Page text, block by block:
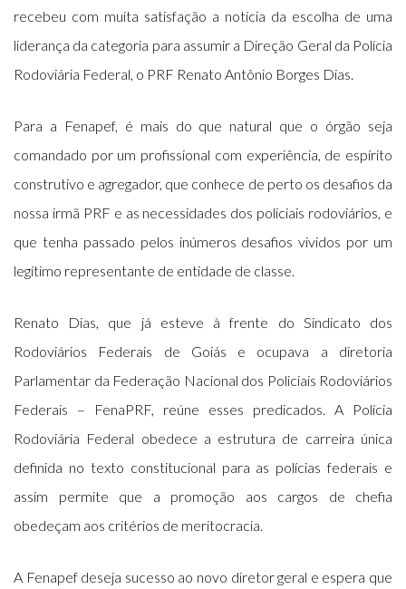
recebeu com muita satisfação a notícia da escolha de uma
liderança da categoria para assumir a Direção Geral da Polícia
Rodoviária Federal, o PRF Renato Antônio Borges Dias.
Para a Fenapef, é mais do que natural que o órgão seja
comandado por um profissional com experiência, de espírito
construtivo e agregador, que conhece de perto os desafios da
nossa irmã PRF e as necessidades dos policiais rodoviários, e
que tenha passado pelos inúmeros desafios vividos por um
legítimo representante de entidade de classe.
Renato Dias, que já esteve à frente do Sindicato dos
Rodoviários Federais de Goiás e ocupava a diretoria
Parlamentar da Federação Nacional dos Policiais Rodoviários
Federais – FenaPRF, reúne esses predicados. A Polícia
Rodoviária Federal obedece a estrutura de carreira única
definida no texto constitucional para as polícias federais e
assim permite que a promoção aos cargos de chefia
obedeçam aos critérios de meritocracia.
A Fenapef deseja sucesso ao novo diretor geral e espera que